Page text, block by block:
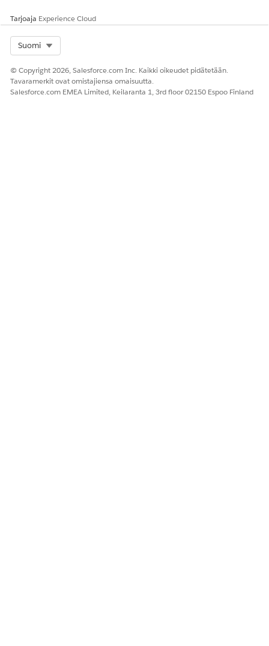
Anna palautetta, jotta voimme kehittyä!
Tarjoaja Experience Cloud
Suomi
© Copyright 2026, Salesforce.com Inc. Kaikki oikeudet pidätetään.
Tavaramerkit ovat omistajiensa omaisuutta.
Salesforce.com EMEA Limited, Keilaranta 1, 3rd floor 02150 Espoo Finland